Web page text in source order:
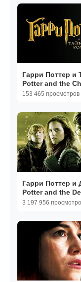
Гарри Поттер и
Potter and the
153 465 просмотров
Гарри Поттер и
Potter and the
3 197 956